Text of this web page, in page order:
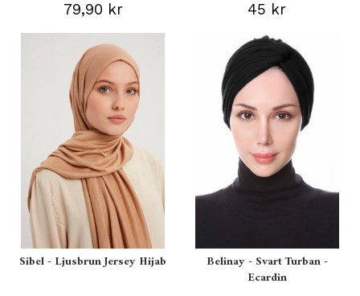
79,90 kr 45 kr
Sibel - Ljusbrun Jersey Hijab
Belinay - Svart Turban -
Ecardin